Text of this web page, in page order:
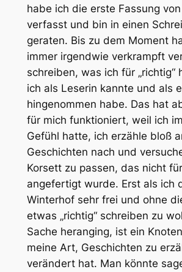
habe ich die erste Fassung von
verfasst und bin in einen
geraten. Bis zu dem Moment
immer irgendwie verkrampft
schreiben, was ich für „richtig“
ich als Leserin kannte und als
hingenommen habe. Das hat
für mich funktioniert, weil ich
Gefühl hatte, ich erzähle bloß
Geschichten nach und
Korsett zu passen, das nicht
angefertigt wurde. Erst als ich
Winterhofsehr frei und ohne
etwas „richtig“ schreiben zu
Sache heranging, ist ein
meine Art, Geschichten zu
verändert hat. Man könnte